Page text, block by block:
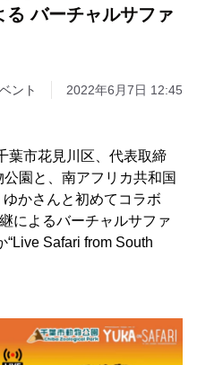
バーチャルサファ
ント 2022年6月7日 12:45
葉市花見川区、代表取締
園と、南アフリカ共和国
かさんと初めてコラボ
によるバーチャルサファ
“Live Safari from South